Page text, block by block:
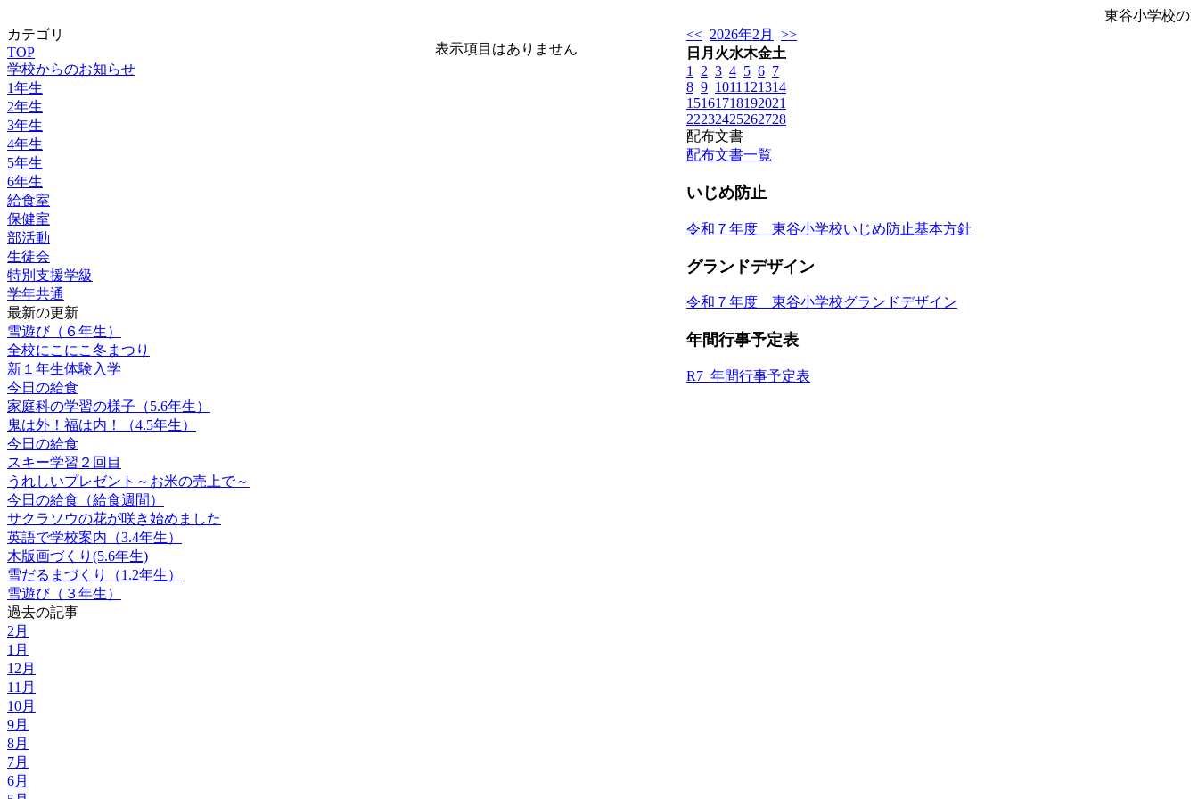
東谷小学校の
カテゴリ
TOP
学校からのお知らせ
1年生
2年生
3年生
4年生
5年生
6年生
給食室
保健室
部活動
生徒会
特別支援学級
学年共通
最新の更新
雪遊び（６年生）
全校にこにこ冬まつり
新１年生体験入学
今日の給食
家庭科の学習の様子（5.6年生）
鬼は外！福は内！（4.5年生）
今日の給食
スキー学習２回目
うれしいプレゼント～お米の売上で～
今日の給食（給食週間）
サクラソウの花が咲き始めました
英語で学校案内（3.4年生）
木版画づくり(5.6年生)
雪だるまづくり（1.2年生）
雪遊び（３年生）
過去の記事
2月
1月
12月
11月
10月
9月
8月
7月
6月
表示項目はありません
<< 2026年2月
>>
日 月 火水木金土
1
2 3 4 5 6 7
8 9 1011 121314
15161718192021
22232425262728
配布文書
配布文書一覧
いじめ防止
令和７年度 東谷小学校いじめ防止基本方針
グランドデザイン
令和７年度 東谷小学校グランドデザイン
年間行事予定表
R7_年間行事予定表